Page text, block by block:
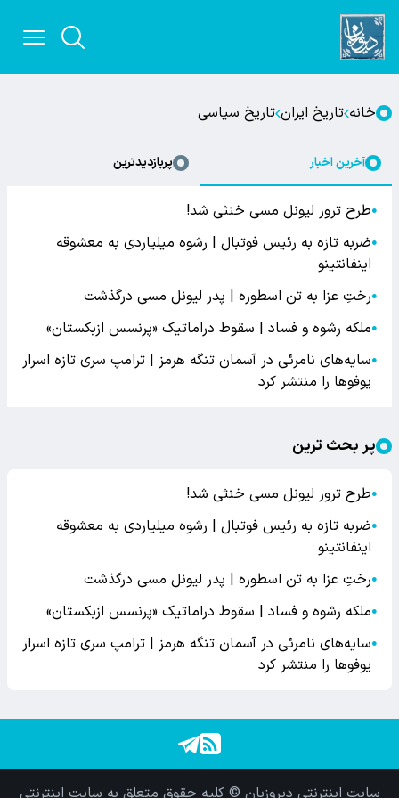
خانه تاریخ ایران تاریخ سیاسی
آخرین اخبار پربازدیدترین
●طرح ترور لیونل مسی خنثی شد!
●ضربه تازه به رئیس فوتبال | رشوه میلیاردی به معشوقه
اینفانتینو
●رختِ عزا به تن اسطوره | پدر لیونل مسی درگذشت
●ملکه رشوه و فساد | سقوط دراماتیک «پرنسس ازبکستان»
●سایه‌های نامرئی در آسمان تنگه هرمز | ترامپ سری تازه اسرار
یوفوها را منتشر کرد
پر بحث ترین
●طرح ترور لیونل مسی خنثی شد!
●ضربه تازه به رئیس فوتبال | رشوه میلیاردی به معشوقه
اینفانتینو
●رختِ عزا به تن اسطوره | پدر لیونل مسی درگذشت
●ملکه رشوه و فساد | سقوط دراماتیک «پرنسس ازبکستان»
●سایه‌های نامرئی در آسمان تنگه هرمز | ترامپ سری تازه اسرار
یوفوها را منتشر کرد
سایت اینترنتی دیروزبان © کلیه حقوق متعلق به سایت اینترنتی